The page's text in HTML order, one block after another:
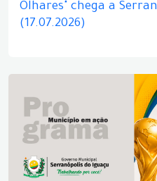
Olhares" chega a
(17.07.2026)